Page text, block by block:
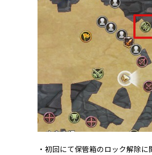
・初回にて保管箱のロック解除に